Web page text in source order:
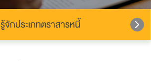
รู้จักประเภทตราสารหนี้